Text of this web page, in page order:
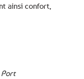
ainsi confort,
Port